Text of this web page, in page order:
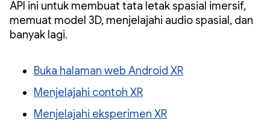
API ini untuk membuat tata letak spasial imersif,
memuat model 3D, menjelajahi audio spasial, dan
banyak lagi.
Buka halaman web Android XR
Menjelajahi contoh XR
Menjelajahi eksperimen XR